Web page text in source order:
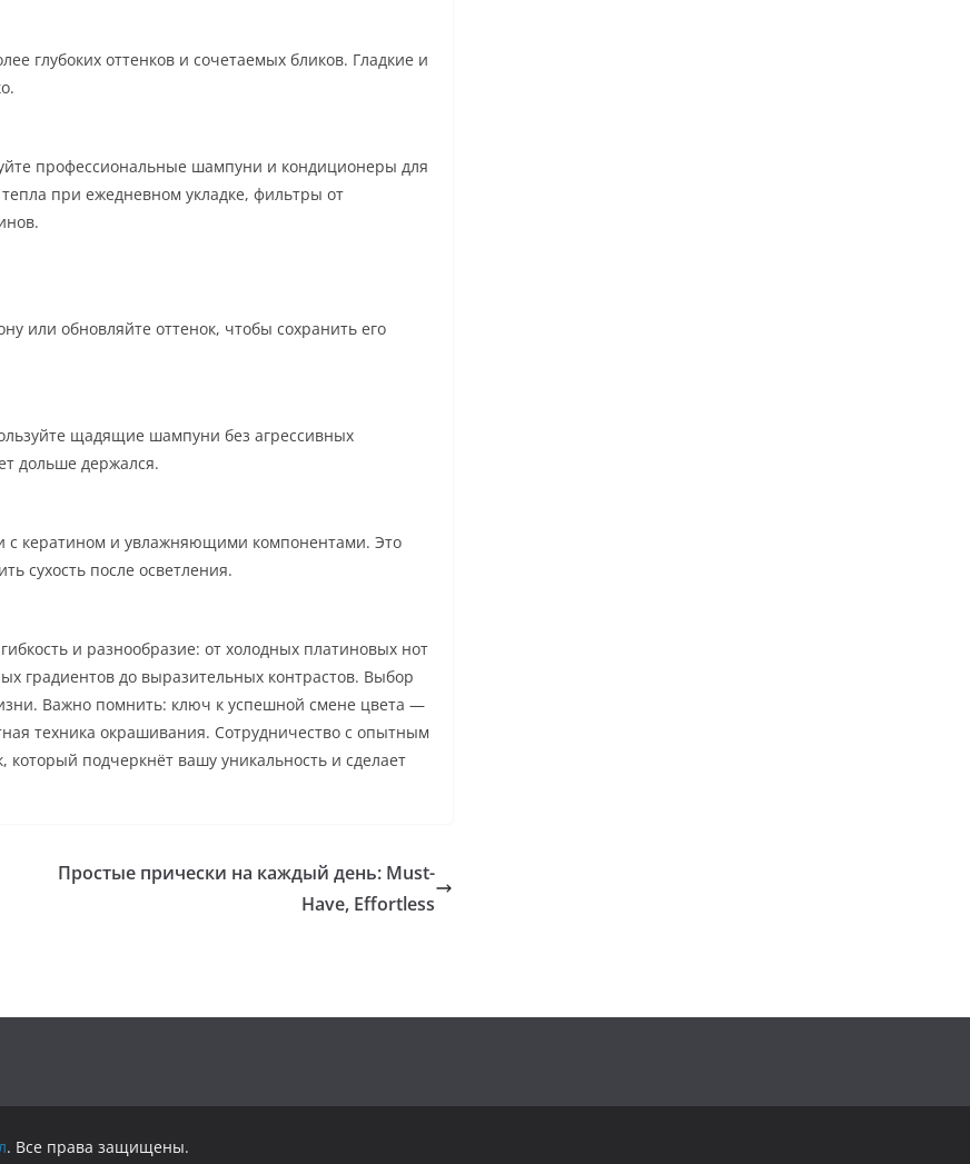
глубоких оттенков и сочетаемых бликов. Гладкие и
профессиональные шампуни и кондиционеры для
при ежедневном укладке, фильтры от
или обновляйте оттенок, чтобы сохранить его
щадящие шампуни без агрессивных
дольше держался.
с кератином и увлажняющими компонентами. Это
сухость после осветления.
и разнообразие: от холодных платиновых нот
градиентов до выразительных контрастов. Выбор
Важно помнить: ключ к успешной смене цвета —
техника окрашивания. Сотрудничество с опытным
подчеркнёт вашу уникальность и сделает
Простые прически на каждый день: Must-
Have, Effortless
. Все права защищены.